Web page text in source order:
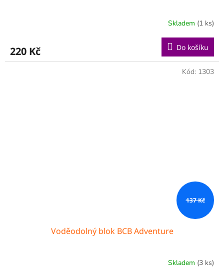
Skladem (1 ks)
220 Kč Do košíku
137 Kč
Voděodolný blok BCB Adventure
Skladem (3 ks)
Kód: 1303